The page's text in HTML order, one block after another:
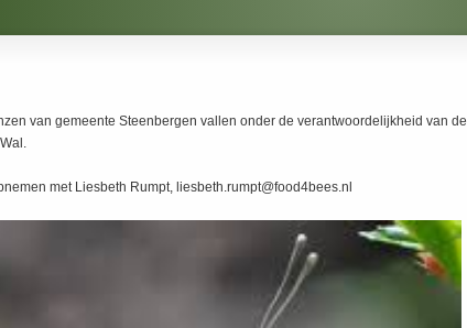
van gemeente Steenbergen vallen onder de verantwoordelijkheid van de
met Liesbeth Rumpt, liesbeth.rumpt@food4bees.nl